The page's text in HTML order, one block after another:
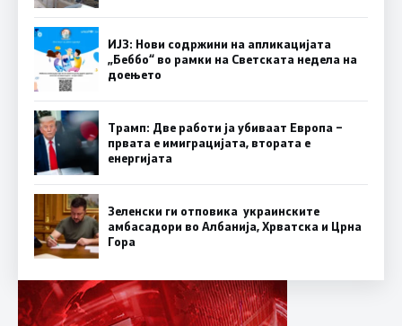
ИЈЗ: Нови содржини на апликацијата
„Беббо“ во рамки на Светската недела на
доењето
Трамп: Две работи ја убиваат Европа –
првата е имиграцијата, втората е
енергијата
Зеленски ги отповика украинските
амбасадори во Албанија, Хрватска и Црна
Гора